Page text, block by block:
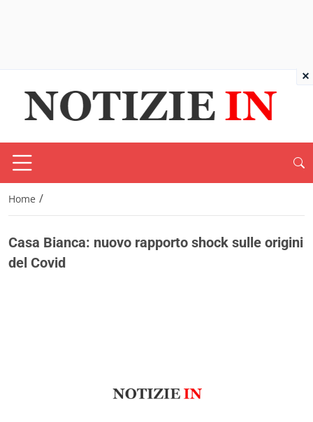
Home /
Casa Bianca: nuovo rapporto shock sulle origini
del Covid
×